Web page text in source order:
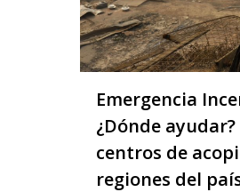
Emergencia
¿Dónde
centros de
regiones del